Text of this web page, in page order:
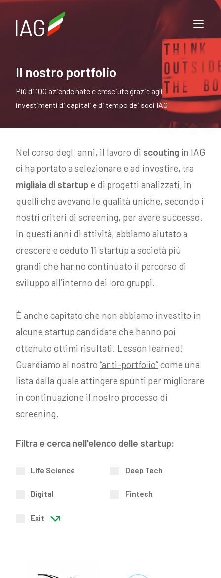
Il nostro portfolio
Più di 100 aziende nate e cresciute grazie agli
investimenti di capitali e di tempo dei soci IAG
Nel corso degli anni, il lavoro di scouting in IAG
ci ha portato a selezionare e ad investire, tra
migliaia di startup e di progetti analizzati, in
quelli che avevano le qualità uniche, secondo i
nostri criteri di screening, per avere successo.
In questi anni di attività, abbiamo aiutato a
crescere e ceduto 11 startup a società più
grandi che hanno continuato il percorso di
sviluppo all’interno dei loro gruppi.
È anche capitato che non abbiamo investito in
alcune startup candidate che hanno poi
ottenuto ottimi risultati. Lesson learned!
Guardiamo al nostro “anti-portfolio”come una
lista dalla quale attingere spunti per migliorare
in continuazione il nostro processo di
screening.
Filtra e cerca nell'elenco delle startup:
Life Science Deep Tech
Digital Fintech
Exit